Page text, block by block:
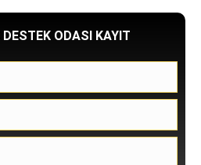
DESTEK ODASI KAYIT